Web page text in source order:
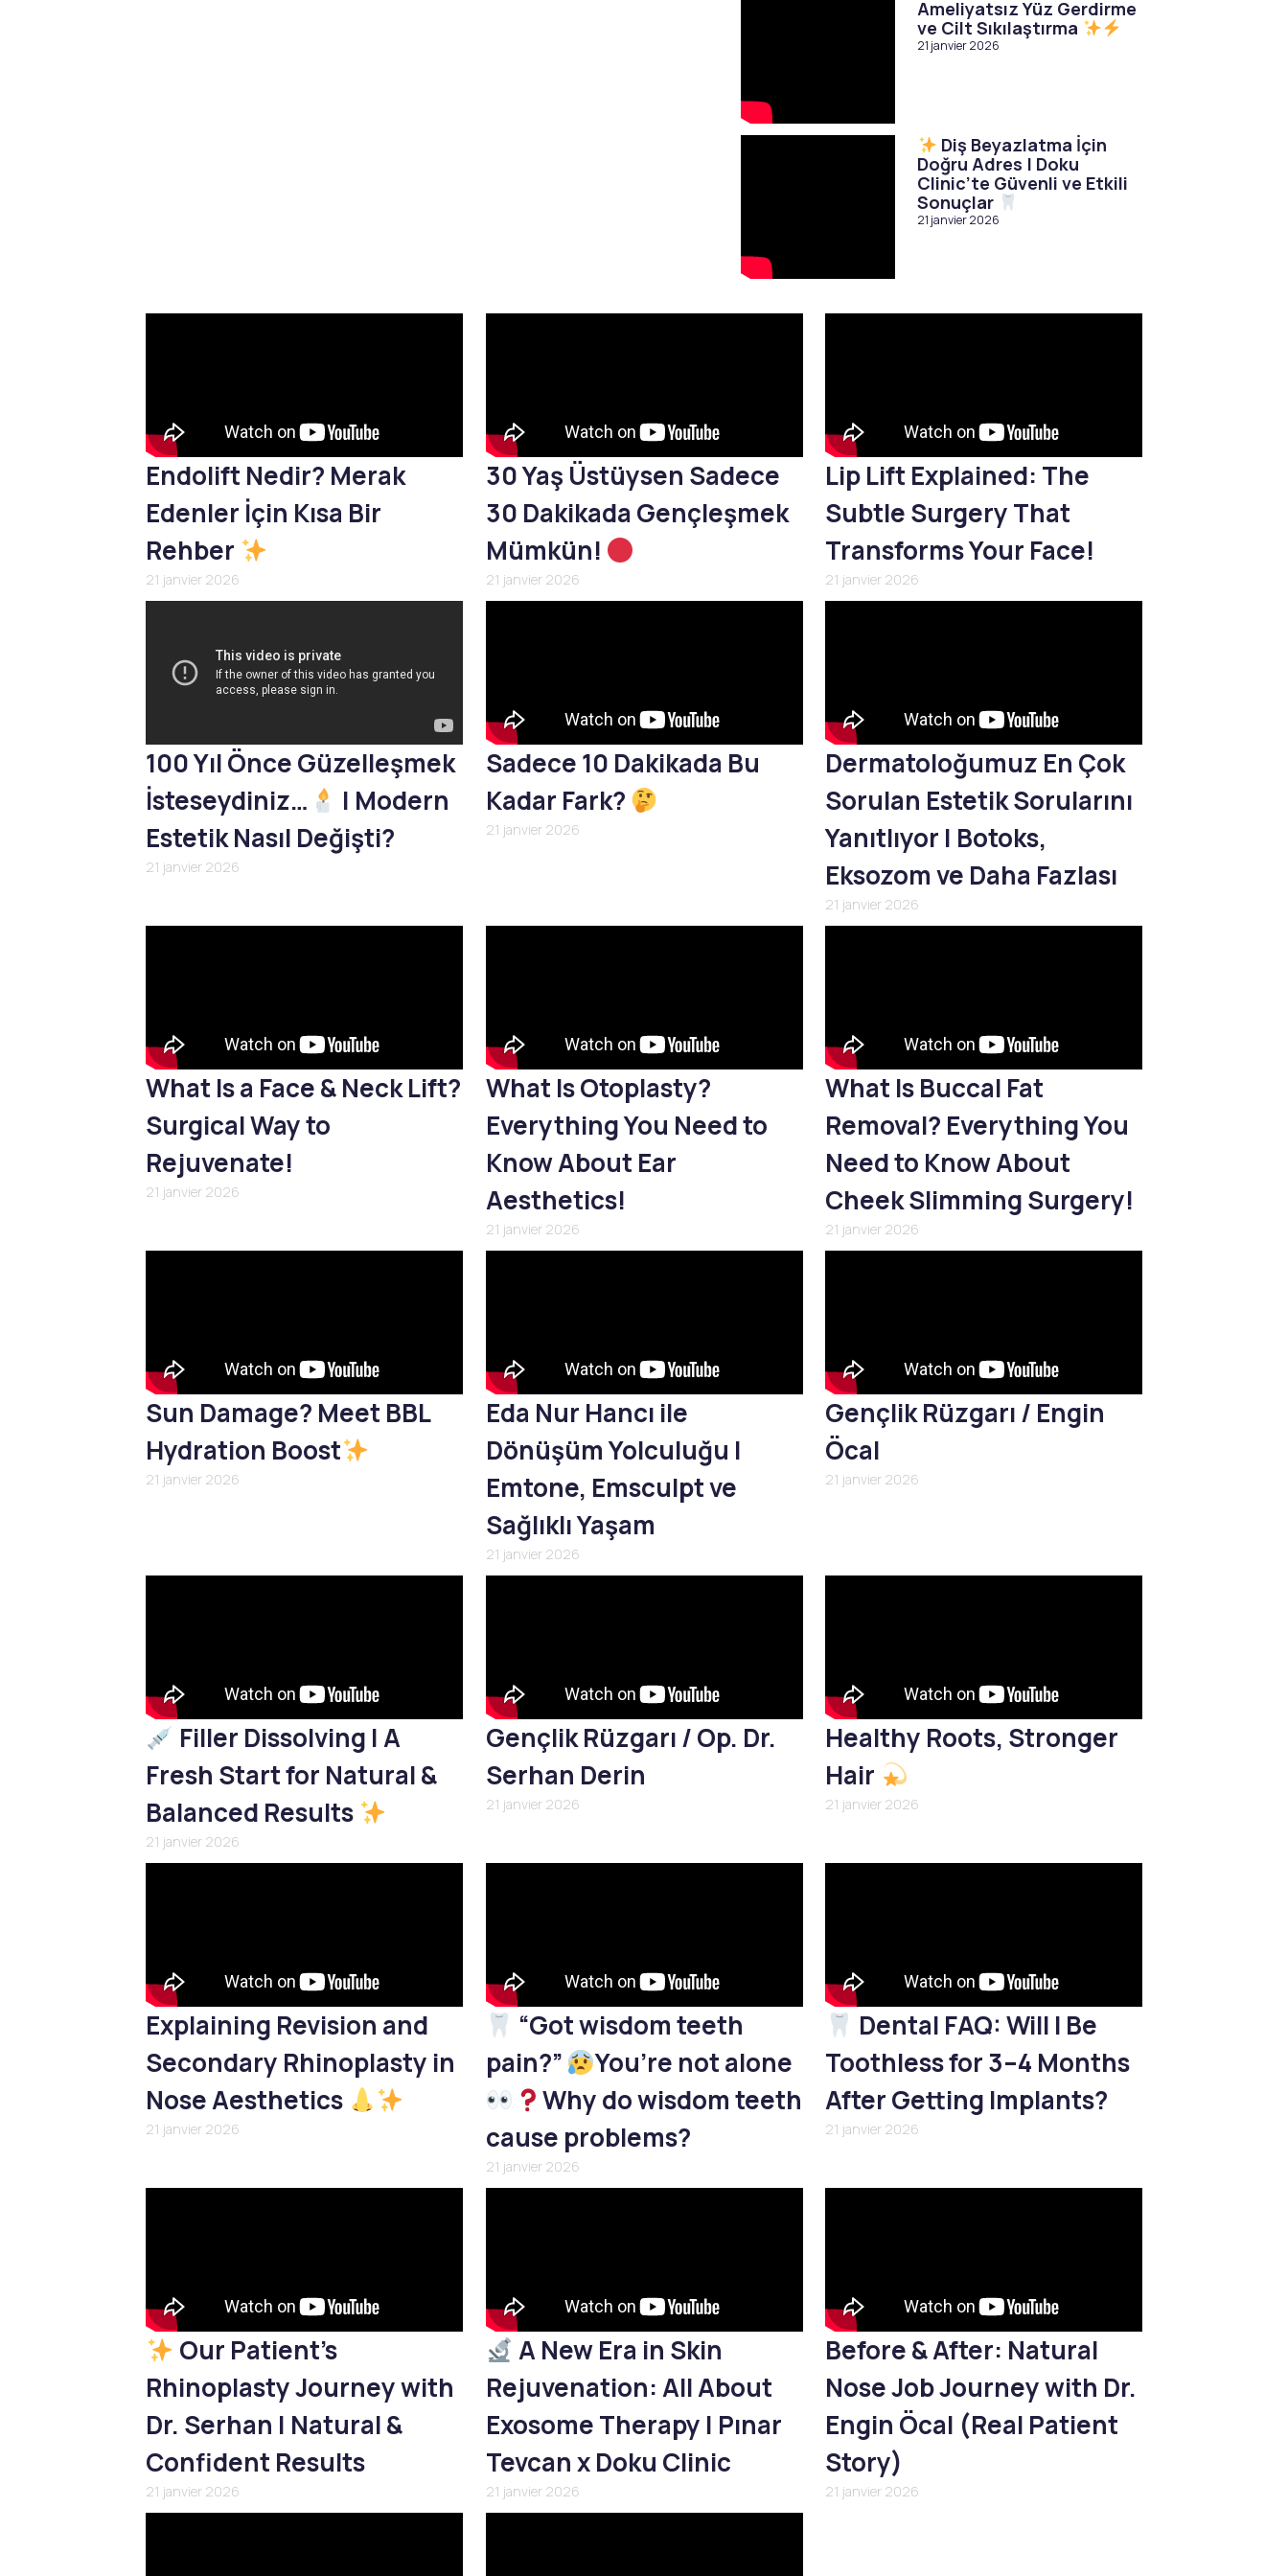
Ameliyatsız Yüz Gerdirme
ve Cilt Sıkılaştırma
21 janvier 2026
Diş Beyazlatma İçin
Doğru Adres | Doku
Clinic’te Güvenli ve Etkili
Sonuçlar
21 janvier 2026
Endolift Nedir? Merak
Edenler İçin Kısa Bir
Rehber
21 janvier 2026
30 Yaş Üstüysen Sadece
30 Dakikada Gençleşmek
Mümkün!
21 janvier 2026
Lip Lift Explained: The
Subtle Surgery That
Transforms Your Face!
21 janvier 2026
100 Yıl Önce Güzelleşmek
İsteseydiniz…
| Modern
Estetik Nasıl Değişti?
21 janvier 2026
Sadece 10 Dakikada Bu
Kadar Fark?
21 janvier 2026
Dermatoloğumuz En Çok
Sorulan Estetik Sorularını
Yanıtlıyor | Botoks,
Eksozom ve Daha Fazlası
21 janvier 2026
What Is a Face & Neck Lift?
Surgical Way to
Rejuvenate!
21 janvier 2026
What Is Otoplasty?
Everything You Need to
Know About Ear
Aesthetics!
21 janvier 2026
What Is Buccal Fat
Removal? Everything You
Need to Know About
Cheek Slimming Surgery!
21 janvier 2026
Sun Damage? Meet BBL
Hydration Boost
21 janvier 2026
Eda Nur Hancı ile
Dönüşüm Yolculuğu |
Emtone, Emsculpt ve
Sağlıklı Yaşam
21 janvier 2026
Gençlik Rüzgarı / Engin
Öcal
21 janvier 2026
Filler Dissolving | A
Fresh Start for Natural &
Balanced Results
21 janvier 2026
Gençlik Rüzgarı / Op. Dr.
Serhan Derin
21 janvier 2026
Healthy Roots, Stronger
Hair
21 janvier 2026
Explaining Revision and
Secondary Rhinoplasty in
Nose Aesthetics
21 janvier 2026
“Got wisdom teeth
pain?”
You’re not alone
Why do wisdom teeth
cause problems?
21 janvier 2026
Dental FAQ: Will I Be
Toothless for 3–4 Months
After Getting Implants?
21 janvier 2026
Our Patient’s
Rhinoplasty Journey with
Dr. Serhan | Natural &
Confident Results
21 janvier 2026
A New Era in Skin
Rejuvenation: All About
Exosome Therapy | Pınar
Tevcan x Doku Clinic
21 janvier 2026
Before & After: Natural
Nose Job Journey with Dr.
Engin Öcal (Real Patient
Story)
21 janvier 2026